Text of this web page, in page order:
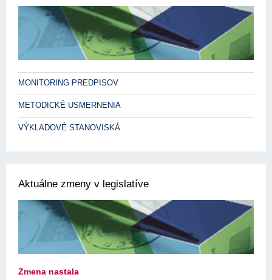
MONITORING PREDPISOV
METODICKÉ USMERNENIA
VÝKLADOVÉ STANOVISKÁ
Aktuálne zmeny v legislatíve
Zmena nastala